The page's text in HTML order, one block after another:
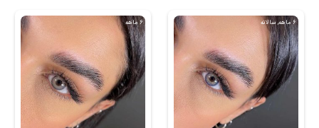
6 ماهه, سالانه 6 ماهه